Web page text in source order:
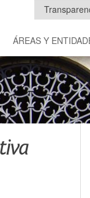
ÁREAS Y